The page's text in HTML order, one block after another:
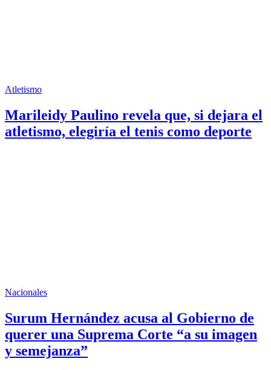
Atletismo
Marileidy Paulino revela que, si dejara el
atletismo, elegiría el tenis como deporte
Nacionales
Surum Hernández acusa al Gobierno de
querer una Suprema Corte “a su imagen
y semejanza”